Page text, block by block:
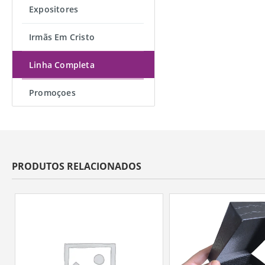
Expositores
Irmãs Em Cristo
Linha Completa
Promoçoes
PRODUTOS RELACIONADOS